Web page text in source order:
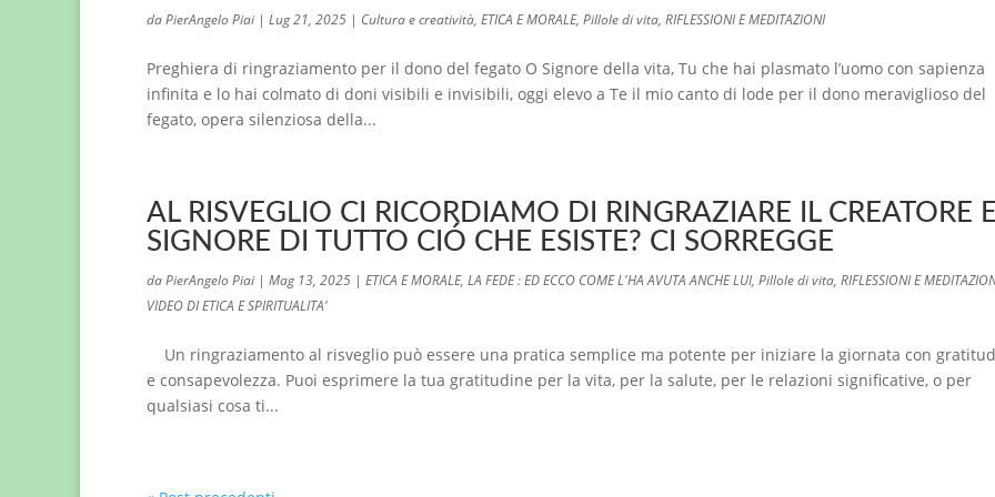
daPierAngelo Piai | Lug 21, 2025 | Cultura e creatività, ETICA E MORALE, Pillole di vita, RIFLESSIONI E MEDITAZIONI
Preghiera di ringraziamento per il dono del fegato O Signore della vita, Tu che hai plasmato l’uomo con sapienza
infinita e lo hai colmato di doni visibili e invisibili, oggi elevo a Te il mio canto di lode per il dono meraviglioso del
fegato, opera silenziosa della...
AL RISVEGLIO CI RICORDIAMO DI RINGRAZIARE IL CREATORE E
SIGNORE DI TUTTO CIÓ CHE ESISTE? CI SORREGGE
daPierAngelo Piai | Mag 13, 2025 | ETICA E MORALE, LA FEDE : ED ECCO COME L'HA AVUTA ANCHE LUI, Pillole di vita, RIFLESSIONI E
VIDEO DI ETICA E SPIRITUALITA'
Un ringraziamento al risveglio può essere una pratica semplice ma potente per iniziare la giornata con
e consapevolezza. Puoi esprimere la tua gratitudine per la vita, per la salute, per le relazioni significative, o per
qualsiasi cosa ti...